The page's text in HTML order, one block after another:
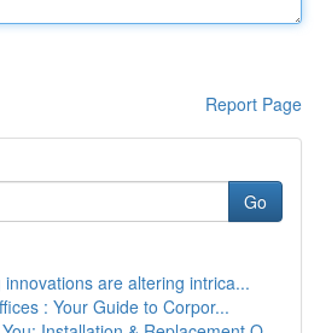
Report Page
Go
innovations are altering intrica...
: Your Guide to Corpor...